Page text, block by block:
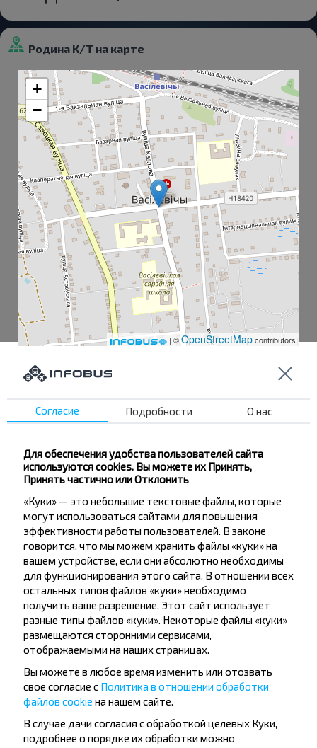
Родина К/Т на карте
+
−
| ©OpenStreetMapcontributors
Василевичи
Торговый Центр
Магазин №7
Хотите
путешествовать
дешевле?
Не пропусти специальные акции, скидки и
другие интересные предложения INFOBUS.
Подпишись на получение новостей и
путешествуй с нами дешевле!
Согласие Подробности О нас
Для обеспечения удобства пользователей сайта
используются cookies. Вы можете их Принять,
Принять частично или Отклонить
«Куки» — это небольшие текстовые файлы, которые
могут использоваться сайтами для повышения
эффективности работы пользователей. В законе
говорится, что мы можем хранить файлы «куки» на
вашем устройстве, если они абсолютно необходимы
для функционирования этого сайта. В отношении всех
остальных типов файлов «куки» необходимо
получить ваше разрешение. Этот сайт использует
разные типы файлов «куки». Некоторые файлы «куки»
размещаются сторонними сервисами,
отображаемыми на наших страницах.
Вы можете в любое время изменить или отозвать
свое согласие с Политика в отношении обработки
файлов cookie на нашем сайте.
В случае дачи согласия с обработкой целевых Куки,
подробнее о порядке их обработки можно